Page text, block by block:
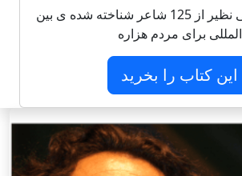
مجموعه شعر بی نظیر از 125 شاعر شناخته شده ی بین
المللی برای مردم هزاره
این کتاب را بخرید